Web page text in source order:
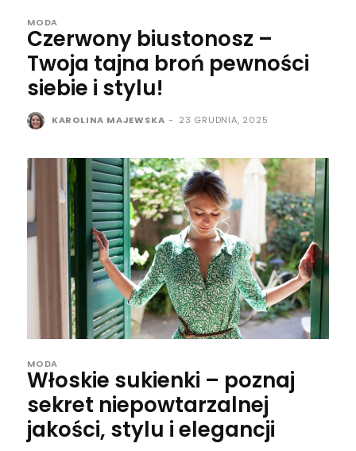
MODA
Czerwony biustonosz –
Twoja tajna broń pewności
siebie i stylu!
KAROLINA MAJEWSKA - 23 GRUDNIA, 2025
MODA
Włoskie sukienki – poznaj
sekret niepowtarzalnej
jakości, stylu i elegancji